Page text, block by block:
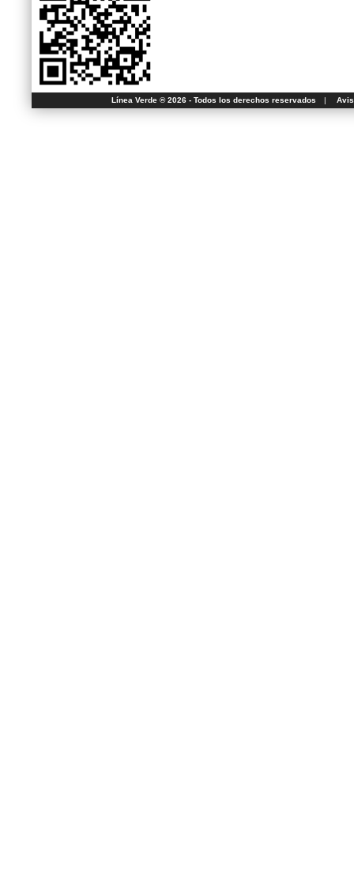
Línea Verde ® 2026 - Todos los derechos reservados |